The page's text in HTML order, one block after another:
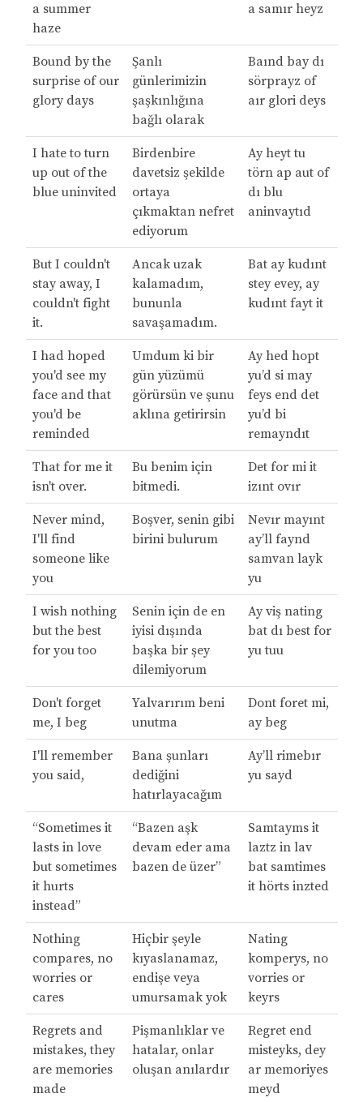
a summer
haze
a samır heyz
Bound by the
surprise of our
glory days
Şanlı
günlerimizin
şaşkınlığına
bağlı olarak
Baınd bay dı
sörprayz of
aır glori deys
I hate to turn
up out of the
blue uninvited
Birdenbire
davetsiz şekilde
ortaya
çıkmaktan nefret
ediyorum
Ay heyt tu
törn ap aut of
dı blu
aninvaytıd
But I couldn't
stay away, I
couldn't fight
it.
Ancak uzak
kalamadım,
bununla
savaşamadım.
Bat ay kudınt
stey evey, ay
kudınt fayt it
I had hoped
you'd see my
face and that
you'd be
reminded
Umdum ki bir
gün yüzümü
görürsün ve şunu
aklına getirirsin
Ay hed hopt
yu’d si may
feys end det
yu’d bi
remayndıt
That for me it
isn't over.
Bu benim için
bitmedi.
Det for mi it
izınt ovır
Never mind,
I'll find
someone like
you
Boşver, senin gibi
birini bulurum
Nevır mayınt
ay’ll faynd
samvan layk
yu
I wish nothing
but the best
for you too
Senin için de en
iyisi dışında
başka bir şey
dilemiyorum
Ay viş nating
bat dı best for
yu tuu
Don't forget
me, I beg
Yalvarırım beni
unutma
Dont foret mi,
ay beg
I'll remember
you said,
Bana şunları
dediğini
hatırlayacağım
Ay’ll rimebır
yu sayd
“Sometimes it
lasts in love
but sometimes
it hurts
instead”
“Bazen aşk
devam eder ama
bazen de üzer”
Samtayms it
laztz in lav
bat samtimes
it hörts inzted
Nothing
compares, no
worries or
cares
Hiçbir şeyle
kıyaslanamaz,
endişe veya
umursamak yok
Nating
komperys, no
vorries or
keyrs
Regrets and
mistakes, they
are memories
made
Pişmanlıklar ve
hatalar, onlar
oluşan anılardır
Regret end
misteyks, dey
ar memoriyes
meyd